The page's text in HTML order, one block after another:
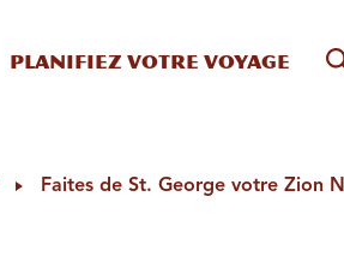
Planifiez votre voyage
Faites de St. George votre Zion